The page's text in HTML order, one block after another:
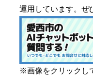
運用しています。ぜ
※画像をクリックし